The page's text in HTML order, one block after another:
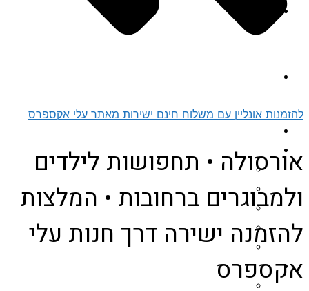
תחפושות למבוגרים
תחפושות לנשים
תחפושות לגברים
תחפושות זוגיות למבוגרים
תחפושות לפורים
תחפושות לילדים
להזמנות אונליין עם משלוח חינם ישירות מאתר עלי אקספרס
אורסולה • תחפושות לילדים
ולמבוגרים ברחובות • המלצות
להזמנה ישירה דרך חנות עלי
אקספרס